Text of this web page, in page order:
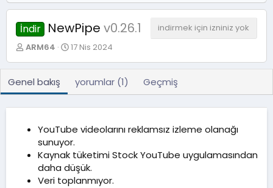
İndir NewPipev0.26.1
indirmek için izniniz yok
Y
a
r
ARM64
O
l
m
a
t
a
17 Nis 2024
Genel bakış yorumlar (1) Geçmiş
YouTube videolarını reklamsız izleme olanağı
sunuyor.
Kaynak tüketimi Stock YouTube uygulamasından
daha düşük.
Veri toplanmıyor.